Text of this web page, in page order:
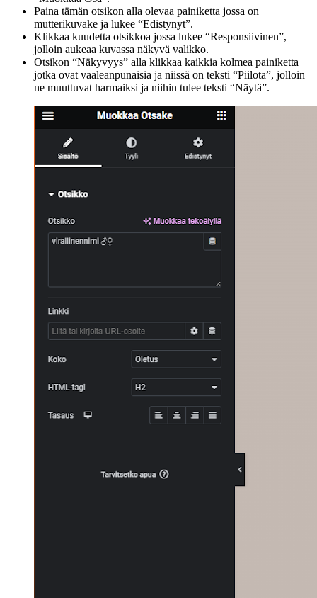
Paina tämän otsikon alla olevaa painiketta jossa on
mutterikuvake ja lukee “Edistynyt”.
Klikkaa kuudetta otsikkoa jossa lukee “Responsiivinen”,
jolloin aukeaa kuvassa näkyvä valikko.
Otsikon “Näkyvyys” alla klikkaa kaikkia kolmea painiketta
jotka ovat vaaleanpunaisia ja niissä on teksti “Piilota”, jolloin
ne muuttuvat harmaiksi ja niihin tulee teksti “Näytä”.